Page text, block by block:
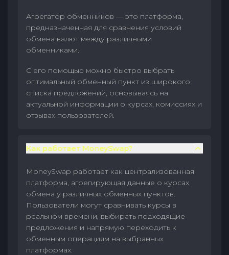
Агрегатор обменников — это платформа,
предназначенная для сравнения условий
обмена валют между различными
обменниками.
С его помощью можно быстро выбрать
оптимальный обменный пункт из широкого
списка предложений, основываясь на
актуальной информации о курсах, комиссиях и
отзывах пользователей.
Как работает MoneySwap?
MoneySwap работает как централизованная
платформа, агрегирующая данные о курсах
обмена у различных обменных пунктов.
Пользователи могут сравнивать курсы в
реальном времени, выбирать подходящие
предложения и напрямую переходить к
обменным операциям на выбранных
платформах.